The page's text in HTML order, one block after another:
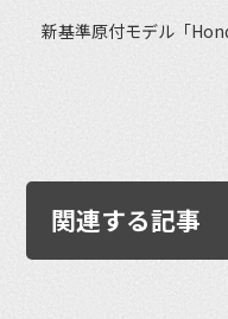
新基準原付モデル「
関連する記事